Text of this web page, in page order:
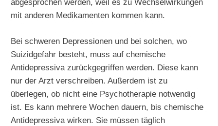
abgesprochen werden, weil es zu Wechselwirkungen
mit anderen Medikamenten kommen kann.
Bei schweren Depressionen und bei solchen, wo
Suizidgefahr besteht, muss auf chemische
Antidepressiva zurückgegriffen werden. Diese kann
nur der Arzt verschreiben. Außerdem ist zu
überlegen, ob nicht eine Psychotherapie notwendig
ist. Es kann mehrere Wochen dauern, bis chemische
Antidepressiva wirken. Sie müssen täglich